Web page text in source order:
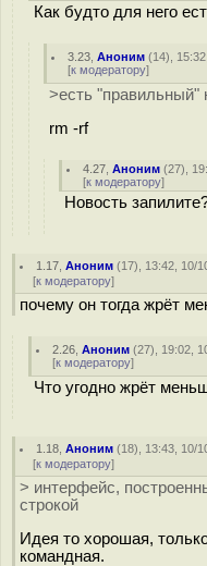
Как будто для него
3.23 ,Аноним (14),
[к модератору]
>есть "правильный"
rm -rf
4.27 ,Аноним (27),
[к модератору]
Новость
1.17 ,Аноним (17), 13:42, 10/
[к модератору]
почему он тогда жрёт
2.26 ,Аноним (27), 19:02,
[к модератору]
Что угодно жрёт
1.18 ,Аноним (18), 13:43, 10/
[к модератору]
> интерфейс,
строкой
Идея то хорошая,
командная.